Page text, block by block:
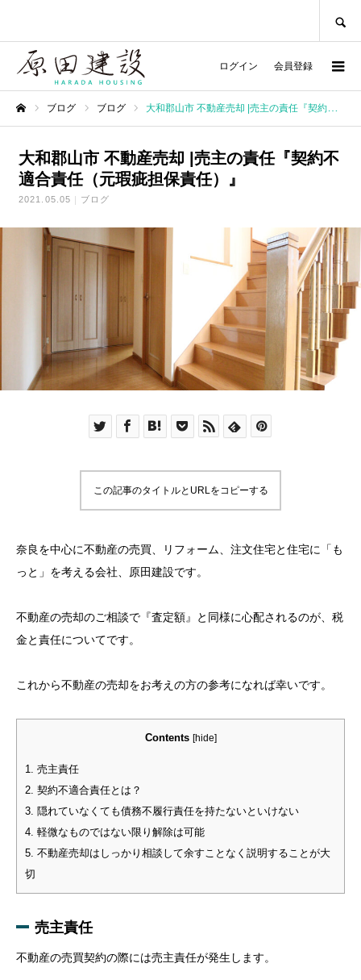
ログイン 会員登録
ブログ ブログ 大和郡山市 不動産売却 |売主の責任『契約不適合責任（元瑕疵担保責任）』
大和郡山市 不動産売却 |売主の責任『契約不
適合責任（元瑕疵担保責任）』
2021.05.05 ブログ
この記事のタイトルとURLをコピーする
奈良を中心に不動産の売買、リフォーム、注文住宅と住宅に「も
っと」を考える会社、原田建設です。
不動産の売却のご相談で『査定額』と同様に心配されるのが、税
金と責任についてです。
これから不動産の売却をお考えの方の参考になれば幸いです。
Contents [hide]
1. 売主責任
2. 契約不適合責任とは？
3. 隠れていなくても債務不履行責任を持たないといけない
4. 軽微なものではない限り解除は可能
5. 不動産売却はしっかり相談して余すことなく説明することが大
切
売主責任
不動産の売買契約の際には売主責任が発生します。